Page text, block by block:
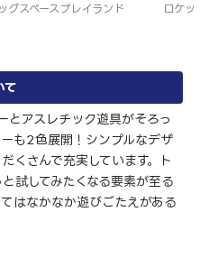
グスペースプレイランド ロケッ
て
とアスレチック遊具がそろっ
も2色展開！シンプルなデザ
くさんで充実しています。ト
試してみたくなる要素が至る
はなかなか遊びごたえがある